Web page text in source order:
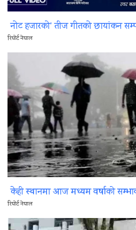
नोट हजारको’ तीज गीतको छायांकन
रिपोर्ट नेपाल
केही स्थानमा आज मध्यम वर्षाको
रिपोर्ट नेपाल